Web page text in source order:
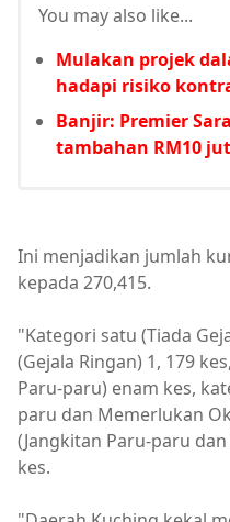
You may also like...
Mulakan projek
hadapi risiko
Banjir: Premier
tambahan RM10
Ini menjadikan jumlah
kepada 270,415.
"Kategori satu (Tiada
(Gejala Ringan) 1, 179
Paru-paru) enam kes,
paru dan Memerlukan
(Jangkitan Paru-paru
kes.